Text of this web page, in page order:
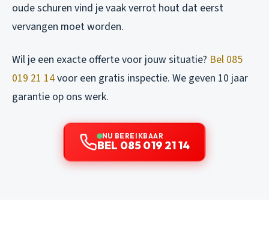
oude schuren vind je vaak verrot hout dat eerst
vervangen moet worden.
Wil je een exacte offerte voor jouw situatie? Bel 085
019 21 14voor een gratis inspectie. We geven 10 jaar
garantie op ons werk.
NU BEREIKBAAR
BEL 085 019 21 14